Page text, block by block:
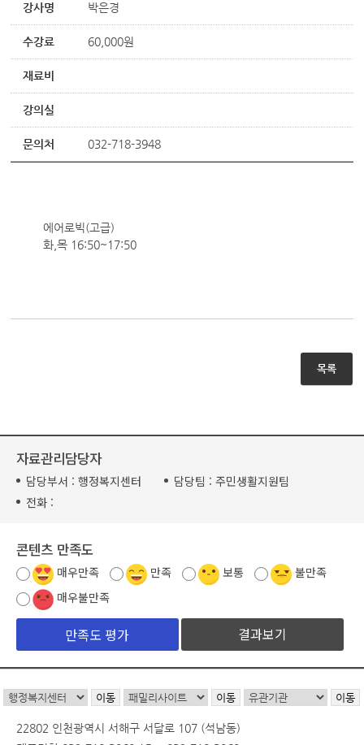
강사명 박은경
수강료 60,000원
재료비
강의실
문의처 032-718-3948
에어로빅(고급)
화,목 16:50~17:50
목록
자료관리담당자
담당부서 : 행정복지센터 담당팀 : 주민생활지원팀
전화 :
콘텐츠 만족도
매우만족 만족 보통
불만족
매우불만족
결과보기
22802 인천광역시 서해구 서달로 107 (석남동)